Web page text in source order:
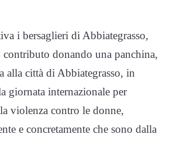
i bersaglieri di Abbiategrasso,
donando una panchina,
alla città di Abbiategrasso, in
giornata internazionale per
violenza contro le donne,
e concretamente che sono dalla